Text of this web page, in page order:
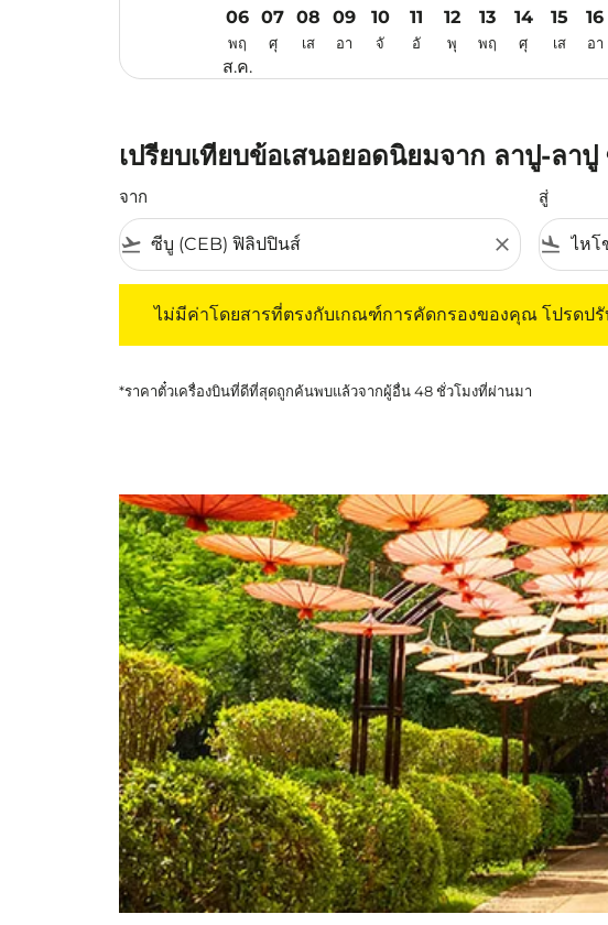
06
พฤ
ส.ค.
07
ศุ
08
เส
09
อา
10
จั
11
อั
12
พุ
13
พฤ
14
ศุ
15
เส
16
อา
เปรียบเทียบข้อเสนอยอดนิยมจาก ลาปู-ลา
จาก
flight_takeoff close
สู่
flight_land
ไม่มีค่าโดยสารที่ตรงกับเกณฑ์การคัดกรองของคุณ โปรดป
*ราคาตั๋วเครื่องบินที่ดีที่สุดถูกค้นพบแล้วจากผู้อื่น 48 ชั่วโมงที่ผ่านมา